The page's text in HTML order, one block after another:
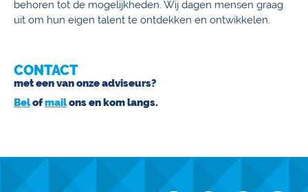
behoren tot de mogelijkheden. Wij dagen mensen graag
uit om hun eigen talent te ontdekken en ontwikkelen.
CONTACT
met een van onze adviseurs?
Belofmailons en kom langs.